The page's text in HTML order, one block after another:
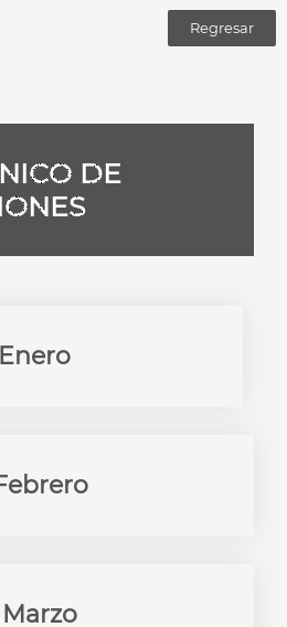
Regresar
DE
Enero
Marzo